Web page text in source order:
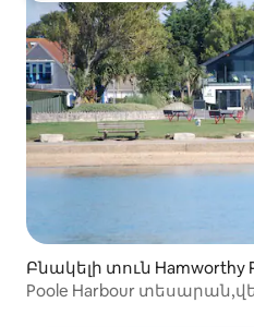
Բնակելի տուն Hamworthy
Poole Harbour